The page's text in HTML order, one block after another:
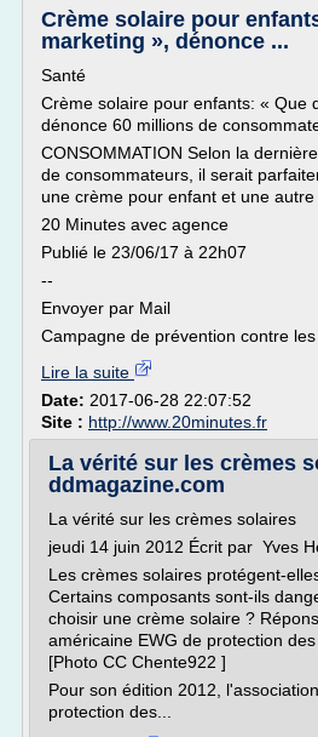
Crème solaire pour
marketing », dénonce ...
Santé
Crème solaire pour enfants: « Que
dénonce 60 millions de
CONSOMMATION Selon la
de consommateurs, il serait
une crème pour enfant et une autre
20 Minutes avec agence
Publié le 23/06/17 à 22h07
--
Envoyer par Mail
Campagne de prévention contre les
Lire la suite
Date: 2017-06-28 22:07:52
Site : http://www.20minutes.fr
La vérité sur les crèmes
ddmagazine.com
La vérité sur les crèmes solaires
jeudi 14 juin 2012 Écrit par Yves
Les crèmes solaires protégent-
Certains composants sont-ils
choisir une crème solaire ?
américaine EWG de protection
[Photo CC Chente922 ]
Pour son édition 2012,
protection des...